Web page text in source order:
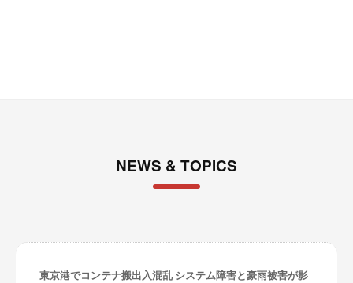
NEWS & TOPICS
東京港でコンテナ搬出入混乱 システム障害と豪雨被害が影